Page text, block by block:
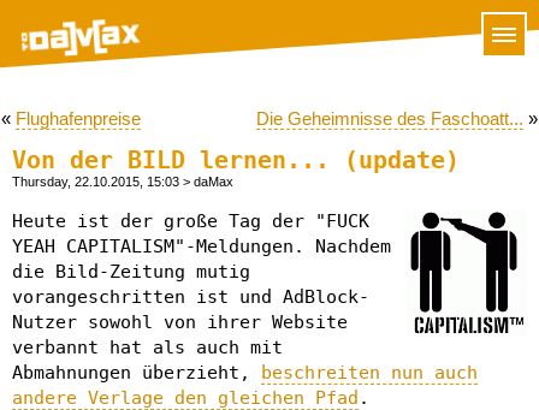
« Flughafenpreise Die Geheimnisse des Faschoatt... »
Von der BILD lernen... (update)
Thursday, 22.10.2015, 15:03 > daMax
Heute ist der große Tag der "FUCK
YEAH CAPITALISM"-Meldungen. Nachdem
die Bild-Zeitung mutig
vorangeschritten ist und AdBlock-
Nutzer sowohl von ihrer Website
verbannt hat als auch mit
Abmahnungen überzieht,
beschreiten nun auch
andere Verlage den gleichen Pfad .